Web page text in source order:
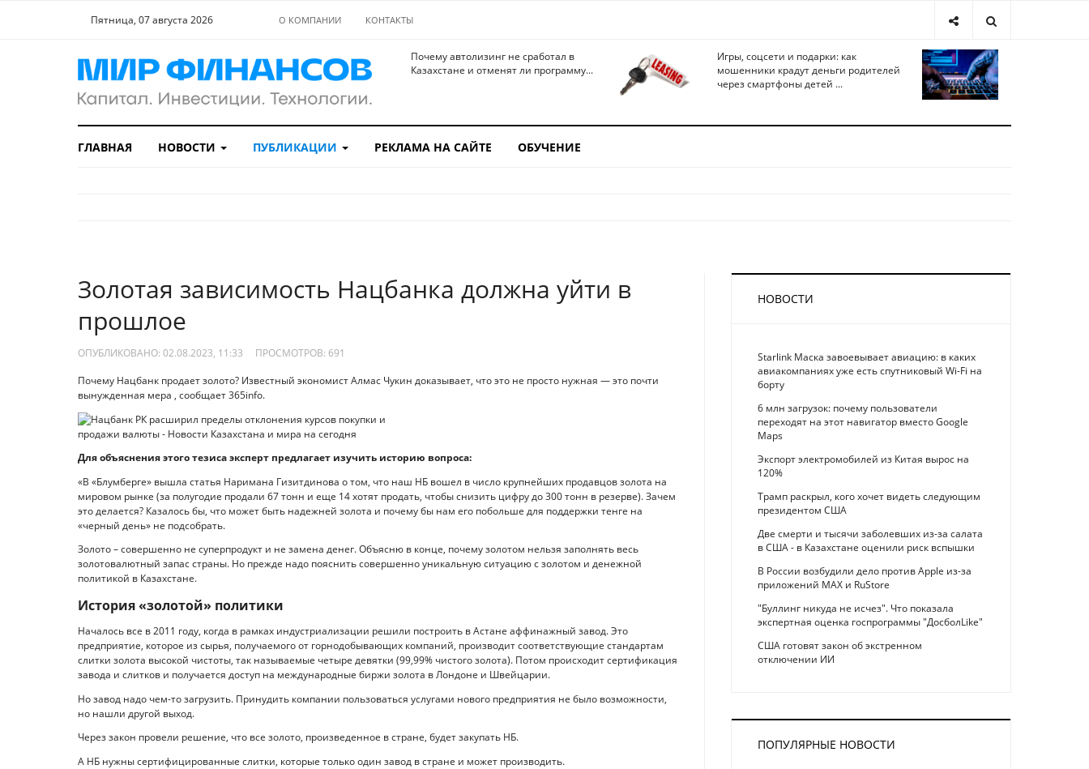
Пятница, 07 августа 2026 О КОМПАНИИ КОНТАКТЫ
Почему автолизинг не сработал в
Казахстане и отменят ли программу...
Игры, соцсети и подарки: как
мошенники крадут деньги родителей
через смартфоны детей ...
ГЛАВНАЯ НОВОСТИ ПУБЛИКАЦИИ РЕКЛАМА НА САЙТЕ ОБУЧЕНИЕ
Золотая зависимость Нацбанка должна уйти в
прошлое
ОПУБЛИКОВАНО: 02.08.2023, 11:33 ПРОСМОТРОВ: 691
Почему Нацбанк продает золото? Известный экономист Алмас Чукин доказывает, что это не просто нужная — это почти
вынужденная мера , сообщает 365info.
Для объяснения этого тезиса эксперт предлагает изучить историю вопроса:
«В «Блумберге» вышла статья Наримана Гизитдинова о том, что наш НБ вошел в число крупнейших продавцов золота на
мировом рынке (за полугодие продали 67 тонн и еще 14 хотят продать, чтобы снизить цифру до 300 тонн в резерве). Зачем
это делается? Казалось бы, что может быть надежней золота и почему бы нам его побольше для поддержки тенге на
«черный день» не подсобрать.
Золото – совершенно не суперпродукт и не замена денег. Объясню в конце, почему золотом нельзя заполнять весь
золотовалютный запас страны. Но прежде надо пояснить совершенно уникальную ситуацию с золотом и денежной
политикой в Казахстане.
История «золотой» политики
Началось все в 2011 году, когда в рамках индустриализации решили построить в Астане аффинажный завод. Это
предприятие, которое из сырья, получаемого от горнодобывающих компаний, производит соответствующие стандартам
слитки золота высокой чистоты, так называемые четыре девятки (99,99% чистого золота). Потом происходит сертификация
завода и слитков и получается доступ на международные биржи золота в Лондоне и Швейцарии.
Но завод надо чем-то загрузить. Принудить компании пользоваться услугами нового предприятия не было возможности,
но нашли другой выход.
Через закон провели решение, что все золото, произведенное в стране, будет закупать НБ.
А НБ нужны сертифицированные слитки, которые только один завод в стране и может производить.
НОВОСТИ
Starlink Маска завоевывает авиацию: в каких
авиакомпаниях уже есть спутниковый Wi-Fi на
борту
6 млн загрузок: почему пользователи
переходят на этот навигатор вместо Google
Maps
Экспорт электромобилей из Китая вырос на
120%
Трамп раскрыл, кого хочет видеть следующим
президентом США
Две смерти и тысячи заболевших из-за салата
в США - в Казахстане оценили риск вспышки
В России возбудили дело против Apple из-за
приложений MAX и RuStore
"Буллинг никуда не исчез". Что показала
экспертная оценка госпрограммы "ДосболLike"
США готовят закон об экстренном
отключении ИИ
ПОПУЛЯРНЫЕ НОВОСТИ